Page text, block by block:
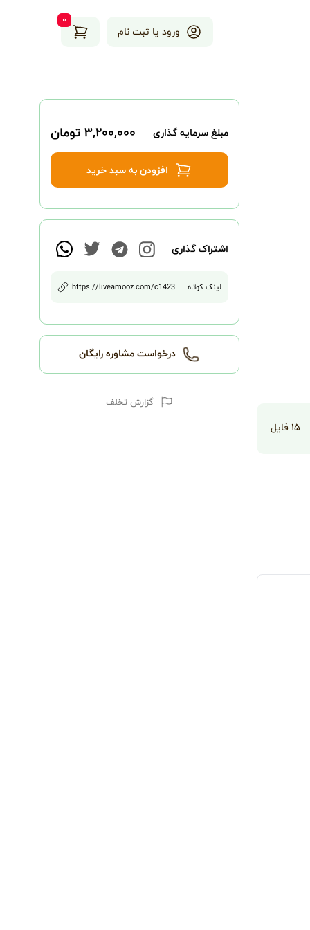
ورود یا ثبت نام
۰
۱۵فایل
مبلغ سرمایه گذاری ۳,۲۰۰,۰۰۰ تومان
افزودن به سبد خرید
اشتراک گذاری
لینک کوتاه https://liveamooz.com/c1423
درخواست مشاوره رایگان
گزارش تخلف